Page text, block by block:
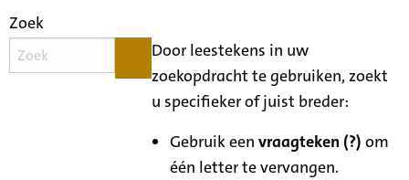
Zoek
Door leestekens in uw
zoekopdracht te gebruiken, zoekt
u specifieker of juist breder:
Gebruik eenvraagteken (?) om
één letter te vervangen.